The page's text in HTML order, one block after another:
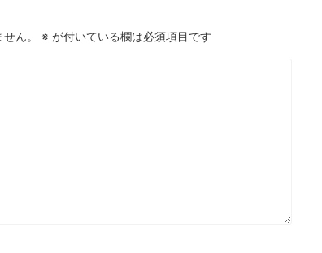
ん。 ※ が付いている欄は必須項目です